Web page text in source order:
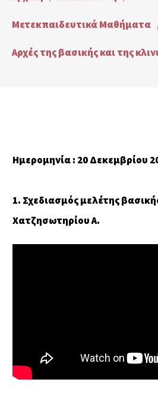
Μετεκπαιδευτικά Μαθήματα
Αρχές της βασικής και της
Ημερομηνία : 20 Δεκεμβρίου
1. Σχεδιασμός μελέτης
Χατζησωτηρίου Α.